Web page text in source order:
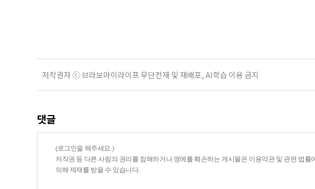
저작권자 ⓒ 브라보마이라이프 무단전재 및 재배포, AI학습 이용 금지
댓글